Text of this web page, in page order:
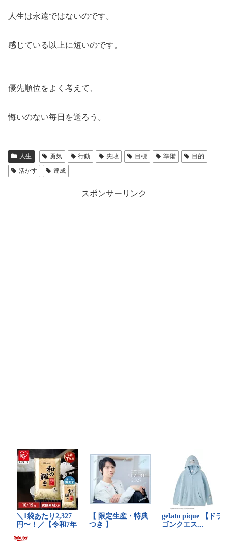
人生は永遠ではないのです。
感じている以上に短いのです。
優先順位をよく考えて、
悔いのない毎日を送ろう。
人生 勇気 行動 失敗 目標 準備
目的
活かす
達成
スポンサーリンク